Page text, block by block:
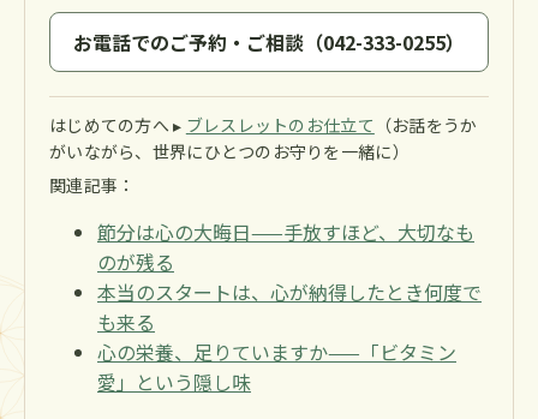
お電話でのご予約・ご相談（042-333-0255）
はじめての方へ ▸ ブレスレットのお仕立て （お話をうか
がいながら、世界にひとつのお守りを一緒に）
関連記事：
節分は心の大晦日——手放すほど、大切なも
のが残る
本当のスタートは、心が納得したとき何度で
も来る
心の栄養、足りていますか——「ビタミン
愛」という隠し味